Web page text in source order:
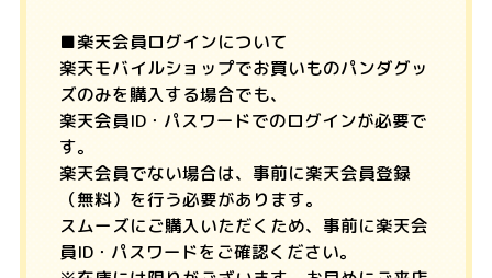
■楽天会員ログインについて
楽天モバイルショップでお買いものパンダグッ
ズのみを購入する場合でも、
楽天会員ID・パスワードでのログインが必要で
す。
楽天会員でない場合は、事前に楽天会員登録
（無料）を行う必要があります。
スムーズにご購入いただくため、事前に楽天会
員ID・パスワードをご確認ください。